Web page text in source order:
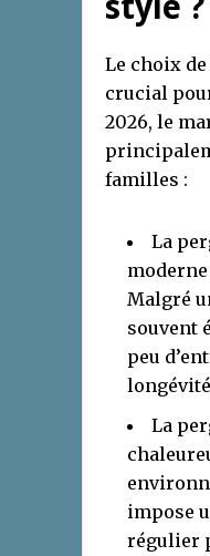
Le choix
crucial
2026, le
familles :
La
Malgré
souvent
peu
La
impose
régulier